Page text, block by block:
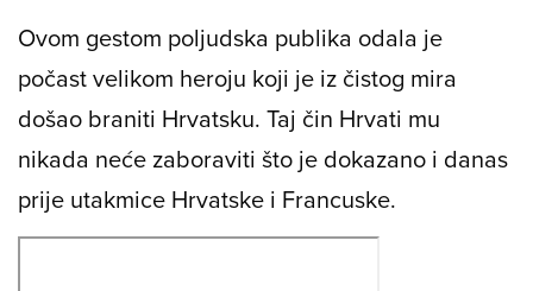
Ovom gestom poljudska publika odala je
počast velikom heroju koji je iz čistog mira
došao braniti Hrvatsku. Taj čin Hrvati mu
nikada neće zaboraviti što je dokazano i danas
prije utakmice Hrvatske i Francuske.